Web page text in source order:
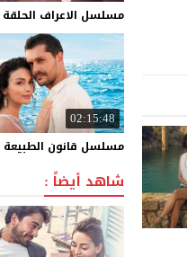
مسلسل الاعراف الحلقة
02:15:48
مسلسل قانون الطبيعة
شاهد أيضاً :